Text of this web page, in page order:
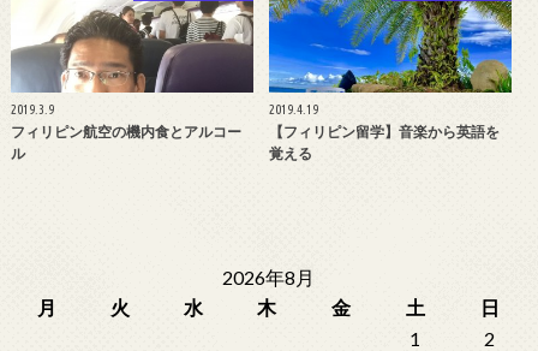
2019.3.9
フィリピン航空の機内食とアルコー
ル
2019.4.19
【フィリピン留学】音楽から英語を
覚える
2026年8月
月
火 水 木 金 土 日
1
2